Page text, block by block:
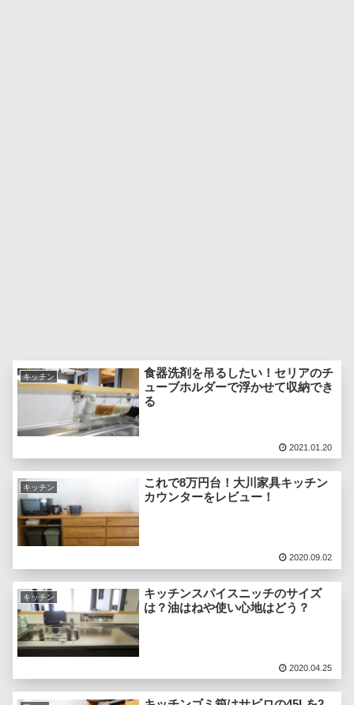
キッチン
食器洗剤を吊るしたい！セリアのチ
ューブホルダーで浮かせて収納でき
る
2021.01.20
キッチン
これで8万円台！大川家具キッチン
カウンターをレビュー！
2020.09.02
キッチン
キッチンスパイスニッチのサイズ
は？油はねや使い心地はどう？
2020.04.25